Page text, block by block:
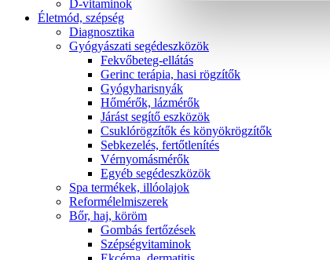
D-vitaminok
Életmód, szépség
Diagnosztika
Gyógyászati segédeszközök
Fekvőbeteg-ellátás
Gerinc terápia, hasi rögzítők
Gyógyharisnyák
Hőmérők, lázmérők
Járást segítő eszközök
Csuklórögzítők és könyökrögzítők
Sebkezelés, fertőtlenítés
Vérnyomásmérők
Egyéb segédeszközök
Spa termékek, illóolajok
Reformélelmiszerek
Bőr, haj, köröm
Gombás fertőzések
Szépségvitaminok